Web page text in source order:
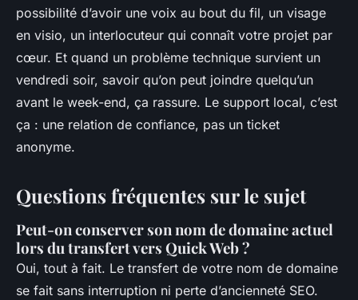
possibilité d’avoir une voix au bout du fil, un visage
en visio, un interlocuteur qui connaît votre projet par
cœur. Et quand un problème technique survient un
vendredi soir, savoir qu’on peut joindre quelqu’un
avant le week-end, ça rassure. Le support local, c’est
ça : une relation de confiance, pas un ticket
anonyme.
Questions fréquentes sur le sujet
Peut-on conserver son nom de domaine actuel
lors du transfert vers Quick Web ?
Oui, tout à fait. Le transfert de votre nom de domaine
se fait sans interruption ni perte d’ancienneté SEO.